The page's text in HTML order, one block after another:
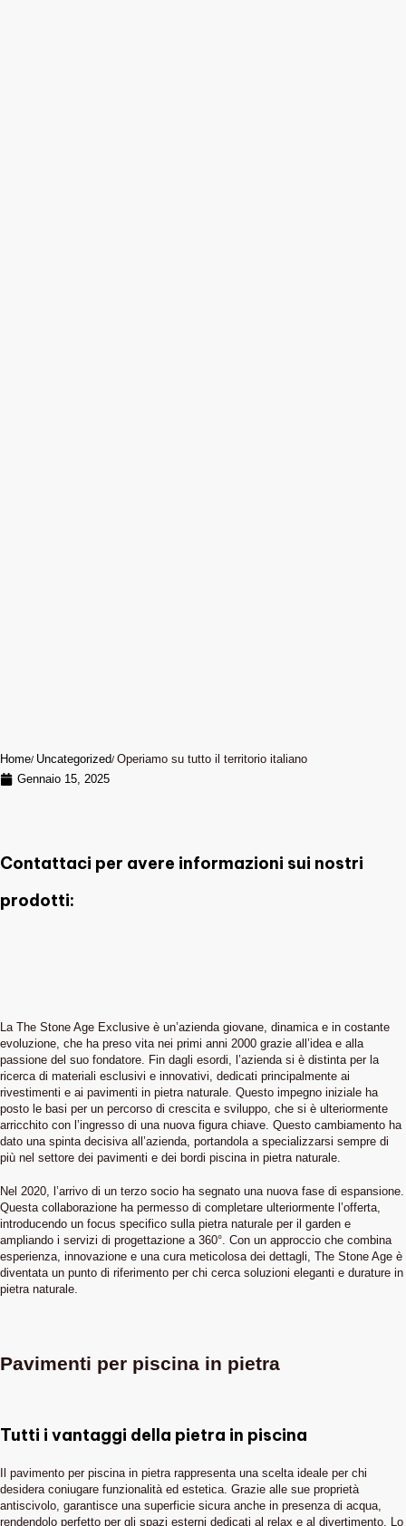
Home Uncategorized Operiamo su tutto il territorio italiano
Gennaio 15, 2025
Contattaci per avere informazioni sui nostri
prodotti:
La The Stone Age Exclusive è un’azienda giovane, dinamica e in costante
evoluzione, che ha preso vita nei primi anni 2000 grazie all’idea e alla
passione del suo fondatore. Fin dagli esordi, l’azienda si è distinta per la
ricerca di materiali esclusivi e innovativi, dedicati principalmente ai
rivestimenti e ai pavimenti in pietra naturale. Questo impegno iniziale ha
posto le basi per un percorso di crescita e sviluppo, che si è ulteriormente
arricchito con l’ingresso di una nuova figura chiave. Questo cambiamento ha
dato una spinta decisiva all’azienda, portandola a specializzarsi sempre di
più nel settore dei pavimenti e dei bordi piscina in pietra naturale.
Nel 2020, l’arrivo di un terzo socio ha segnato una nuova fase di espansione.
Questa collaborazione ha permesso di completare ulteriormente l’offerta,
introducendo un focus specifico sulla pietra naturale per il garden e
ampliando i servizi di progettazione a 360°. Con un approccio che combina
esperienza, innovazione e una cura meticolosa dei dettagli, The Stone Age è
diventata un punto di riferimento per chi cerca soluzioni eleganti e durature in
pietra naturale.
Pavimenti per piscina in pietra
Tutti i vantaggi della pietra in piscina
Il pavimento per piscina in pietra rappresenta una scelta ideale per chi
desidera coniugare funzionalità ed estetica. Grazie alle sue proprietà
antiscivolo, garantisce una superficie sicura anche in presenza di acqua,
rendendolo perfetto per gli spazi esterni dedicati al relax e al divertimento. Lo